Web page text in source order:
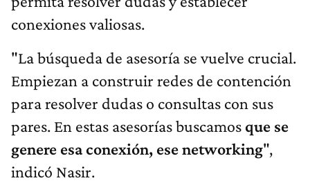
conexiones valiosas.
"La búsqueda de asesoría se vuelve crucial.
Empiezan a construir redes de contención
para resolver dudas o consultas con sus
pares. En estas asesorías buscamos que se
genere esa conexión, ese networking",
indicó Nasir.